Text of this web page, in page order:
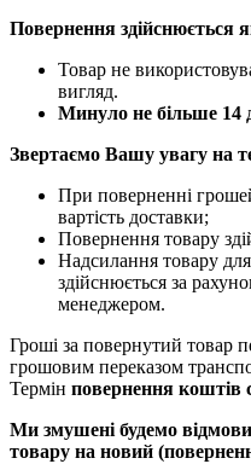
Повернення здійснюється
Товар не
вигляд.
Минуло не більше 14
Звертаємо Вашу увагу на
При поверненні
вартість доставки;
Повернення товару
Надсилання товару
здійснюється за
менеджером.
Гроші за повернутий товар
грошовим переказом
Термін повернення коштів
Ми змушені будемо
товару на новий